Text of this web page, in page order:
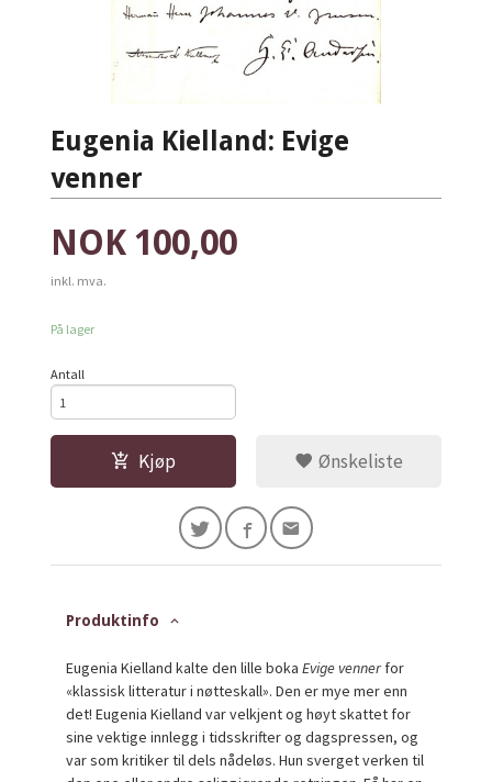
Eugenia Kielland: Evige
venner
Pris
NOK 100,00
inkl. mva.
På lager
Antall
Kjøp Ønskeliste
Produktinfo
Eugenia Kielland kalte den lille bokaEvige vennerfor
«klassisk litteratur i nøtteskall». Den er mye mer enn
det! Eugenia Kielland var velkjent og høyt skattet for
sine vektige innlegg i tidsskrifter og dagspressen, og
var som kritiker til dels nådeløs. Hun sverget verken til